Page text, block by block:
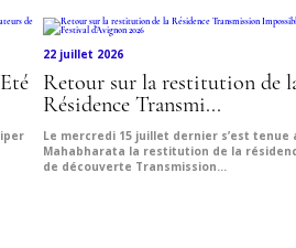
22 juillet 2026
Retour sur la restitution de
Résidence Transmi...
Le mercredi 15 juillet dernier s’est tenue
Mahabharata la restitution de la
de découverte Transmission...